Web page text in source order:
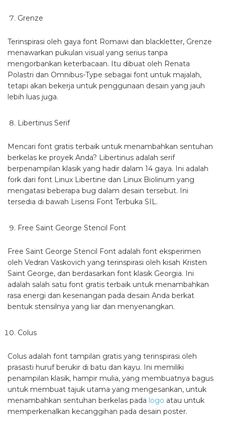
Grenze
Terinspirasi oleh gaya font Romawi dan blackletter, Grenze
menawarkan pukulan visual yang serius tanpa
mengorbankan keterbacaan. Itu dibuat oleh Renata
Polastri dan Omnibus-Type sebagai font untuk majalah,
tetapi akan bekerja untuk penggunaan desain yang jauh
lebih luas juga.
Libertinus Serif
Mencari font gratis terbaik untuk menambahkan sentuhan
berkelas ke proyek Anda? Libertinus adalah serif
berpenampilan klasik yang hadir dalam 14 gaya. Ini adalah
fork dari font Linux Libertine dan Linux Biolinum yang
mengatasi beberapa bug dalam desain tersebut. Ini
tersedia di bawah Lisensi Font Terbuka SIL.
Free Saint George Stencil Font
Free Saint George Stencil Font adalah font eksperimen
oleh Vedran Vaskovich yang terinspirasi oleh kisah Kristen
Saint George, dan berdasarkan font klasik Georgia. Ini
adalah salah satu font gratis terbaik untuk menambahkan
rasa energi dan kesenangan pada desain Anda berkat
bentuk stensilnya yang liar dan menyenangkan.
Colus
Colus adalah font tampilan gratis yang terinspirasi oleh
prasasti huruf berukir di batu dan kayu. Ini memiliki
penampilan klasik, hampir mulia, yang membuatnya bagus
untuk membuat tajuk utama yang mengesankan, untuk
menambahkan sentuhan berkelas pada logo atau untuk
memperkenalkan kecanggihan pada desain poster.